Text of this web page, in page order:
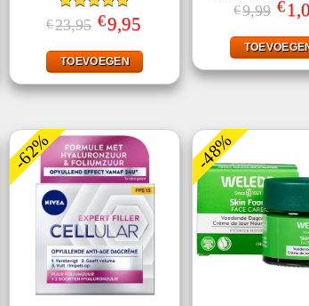
Gewaardeerd
5.00 uit 5
€23,95 Oorspronkelijke
prijs
€23,95.
€9,95prijs
€9,95.
TOEVOEGEN
€9,99
prijs
€
-62% -48%